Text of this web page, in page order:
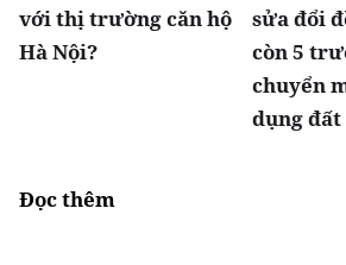
với thị trường căn hộ
Hà Nội?
sửa đổi
còn 5
chuyển
dụng
Đọc thêm